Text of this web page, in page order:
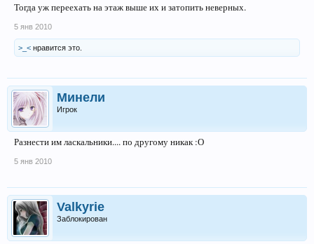
Тогда уж переехать на этаж выше их и затопить неверных.
5 янв 2010
>_< нравится это.
Минели
Игрок
Разнести им ласкальники.... по другому никак :О
5 янв 2010
Valkyrie
Заблокирован